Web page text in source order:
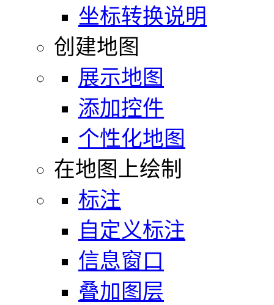
坐标转换说明
创建地图
展示地图
添加控件
个性化地图
在地图上绘制
标注
自定义标注
信息窗口
叠加图层